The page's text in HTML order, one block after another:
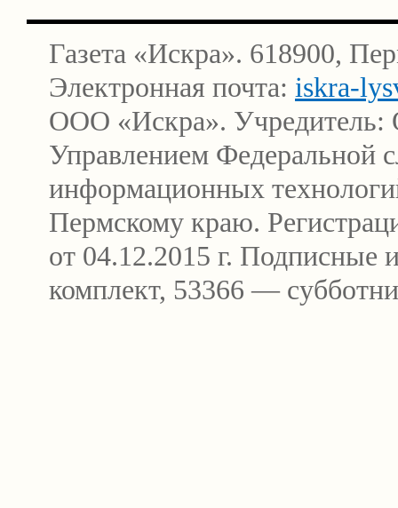
Газета «Искра». 618900,
Электронная почта: iskra-
ООО «Искра». Учредитель:
Управлением Федеральной
информационных
Пермскому краю.
от 04.12.2015 г.
комплект, 53366 —